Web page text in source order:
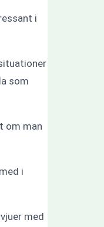
i
som
om man
i
med